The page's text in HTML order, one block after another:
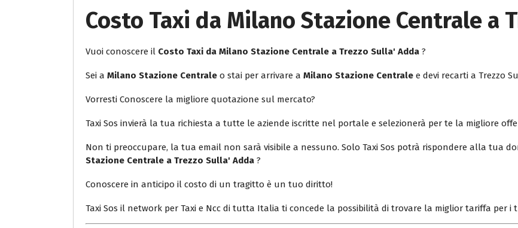
Costo Taxi da Milano Stazione Centrale a
Vuoi conoscere il Costo Taxi da Milano Stazione Centrale a Trezzo Sulla' Adda ?
Sei a Milano Stazione Centrale o stai per arrivare a Milano Stazione Centrale e devi recarti a Trezzo
Vorresti Conoscere la migliore quotazione sul mercato?
Taxi Sos invierà la tua richiesta a tutte le aziende iscritte nel portale e selezionerà per te la migliore
Non ti preoccupare, la tua email non sarà visibile a nessuno. Solo Taxi Sos potrà rispondere alla tua
Stazione Centrale a Trezzo Sulla' Adda ?
Conoscere in anticipo il costo di un tragitto è un tuo diritto!
Taxi Sos il network per Taxi e Ncc di tutta Italia ti concede la possibilità di trovare la miglior tariffa per i